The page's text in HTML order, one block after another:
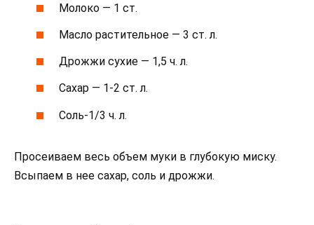
Молоко — 1 ст.
Масло растительное — 3 ст. л.
Дрожжи сухие — 1,5 ч. л.
Сахар — 1-2 ст. л.
Соль-1/3 ч. л.
Просеиваем весь объем муки в глубокую миску.
Всыпаем в нее сахар, соль и дрожжи.